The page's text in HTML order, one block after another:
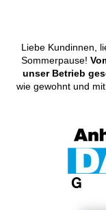
Liebe Kundinnen,
Sommerpause!
unser Betrieb
wie gewohnt und